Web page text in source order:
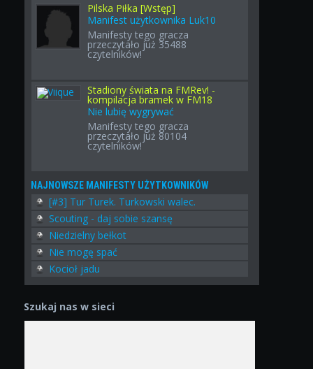
Pilska Piłka [Wstęp]
Manifest użytkownika Luk10
Manifesty tego gracza
przeczytało już 35488
czytelników!
Stadiony świata na FMRev! -
kompilacja bramek w FM18
Nie lubię wygrywać
Manifesty tego gracza
przeczytało już 80104
czytelników!
NAJNOWSZE MANIFESTY UŻYTKOWNIKÓW
[#3] Tur Turek. Turkowski walec.
Scouting - daj sobie szansę
Niedzielny bełkot
Nie mogę spać
Kocioł jadu
Szukaj nas w sieci